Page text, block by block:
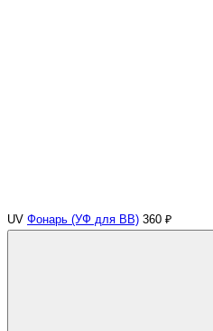
UV Фонарь (УФ для ВВ) 360 ₽